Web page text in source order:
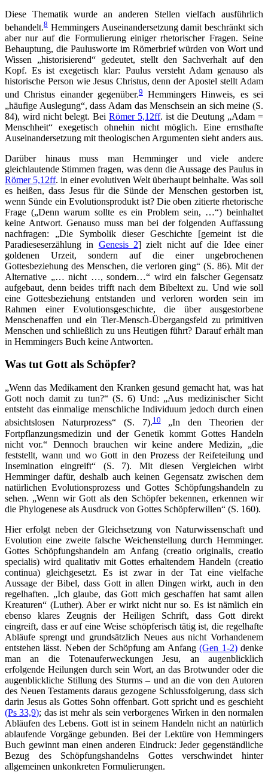
Diese Thematik wurde an anderen Stellen vielfach ausführlich
behandelt.8 Hemmingers Auseinandersetzung damit beschränkt sich
aber nur auf die Formulierung einiger rhetorischer Fragen. Seine
Behauptung, die Paulusworte im Römerbrief würden von Wort und
Wissen „historisierend“ gedeutet, stellt den Sachverhalt auf den
Kopf. Es ist exegetisch klar: Paulus versteht Adam genauso als
historische Person wie Jesus Christus, denn der Apostel stellt Adam
und Christus einander gegenüber.9Hemmingers Hinweis, es sei
„häufige Auslegung“, dass Adam das Menschsein an sich meine (S.
84), wird nicht belegt. Bei Römer 5,12ff. ist die Deutung „Adam =
Menschheit“ exegetisch ohnehin nicht möglich. Eine ernsthafte
Auseinandersetzung mit theologischen Argumenten sieht anders aus.
Darüber hinaus muss man Hemminger und viele andere
gleichlautende Stimmen fragen, was denn die Aussage des Paulus in
Römer 5,12ff. in einer evolutiven Welt überhaupt beinhalte. Was soll
es heißen, dass Jesus für die Sünde der Menschen gestorben ist,
wenn Sünde ein Evolutionsprodukt ist? Die oben zitierte rhetorische
Frage („Denn warum sollte es ein Problem sein, …“) beinhaltet
keine Antwort. Genauso muss man bei der folgenden Auffassung
nachfragen: „Die Symbolik dieser Geschichte [gemeint ist die
Paradieseserzählung in Genesis 2] zielt nicht auf die Idee einer
goldenen Urzeit, sondern auf die einer ungebrochenen
Gottesbeziehung des Menschen, die verloren ging“ (S. 86). Mit der
Alternative „… nicht …, sondern…“ wird ein falscher Gegensatz
aufgebaut, denn beides trifft nach dem Bibeltext zu. Und wie soll
eine Gottesbeziehung entstanden und verloren worden sein im
Rahmen einer Evolutionsgeschichte, die über ausgestorbene
Menschenaffen und ein Tier-Mensch-Übergangsfeld zu primitiven
Menschen und schließlich zu uns Heutigen führt? Darauf erhält man
in Hemmingers Buch keine Antworten.
Was tut Gott als Schöpfer?
„Wenn das Medikament den Kranken gesund gemacht hat, was hat
Gott noch damit zu tun?“ (S. 6) Und: „Aus medizinischer Sicht
entsteht das einmalige menschliche Individuum jedoch durch einen
absichtslosen Naturprozess“ (S. 7).10„In den Theorien der
Fortpflanzungsmedizin und der Genetik kommt Gottes Handeln
nicht vor.“ Dennoch brauchen wir keine andere Medizin, „die
feststellt, wann und wo Gott in den Prozess der Reifeteilung und
Insemination eingreift“ (S. 7). Mit diesen Vergleichen wirbt
Hemminger dafür, deshalb auch keinen Gegensatz zwischen dem
natürlichen Evolutionsprozess und Gottes Schöpfungshandeln zu
sehen. „Wenn wir Gott als den Schöpfer bekennen, erkennen wir
die Phylogenese als Ausdruck von Gottes Schöpferwillen“ (S. 160).
Hier erfolgt neben der Gleichsetzung von Naturwissenschaft und
Evolution eine zweite falsche Weichenstellung durch Hemminger.
Gottes Schöpfungshandeln am Anfang (creatio originalis, creatio
specialis) wird qualitativ mit Gottes erhaltendem Handeln (creatio
continua) gleichgesetzt. Es ist zwar in der Tat eine vielfache
Aussage der Bibel, dass Gott in allen Dingen wirkt, auch in den
regelhaften. „Ich glaube, das Gott mich geschaffen hat samt allen
Kreaturen“ (Luther). Aber er wirkt nicht nur so. Es ist nämlich ein
ebenso klares Zeugnis der Heiligen Schrift, dass Gott direkt
eingreift, dass er auf eine Weise schöpferisch tätig ist, die regelhafte
Abläufe sprengt und grundsätzlich Neues aus nicht Vorhandenem
entstehen lässt. Neben der Schöpfung am Anfang(Gen 1-2)denke
man an die Totenauferweckungen Jesu, an augenblicklich
erfolgende Heilungen durch sein Wort, an das Brotwunder oder die
augenblickliche Stillung des Sturms – und an die von den Autoren
des Neuen Testaments daraus gezogene Schlussfolgerung, dass sich
darin Jesus als Gottes Sohn offenbart. Gott spricht und es geschieht
(Ps 33,9); das ist mehr als sein verborgenes Wirken in den normalen
Abläufen des Lebens. Gott ist in seinem Handeln nicht an natürlich
ablaufende Vorgänge gebunden. Bei der Lektüre von Hemmingers
Buch gewinnt man einen anderen Eindruck: Jeder gegenständliche
Bezug des Schöpfungshandelns Gottes verschwindet hinter
allgemeinen unkonkreten Formulierungen.